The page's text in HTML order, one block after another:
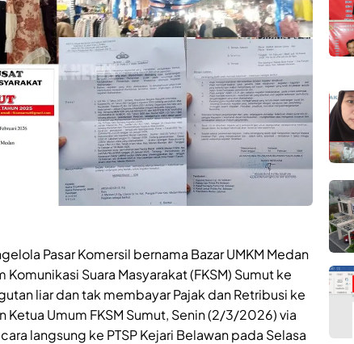
Pasar Komersil bernama Bazar UMKM Medan
Suara Masyarakat (FKSM) Sumut ke
liar dan tak membayar Pajak dan Retribusi ke
Umum FKSM Sumut, Senin (2/3/2026) via
langsung ke PTSP Kejari Belawan pada Selasa